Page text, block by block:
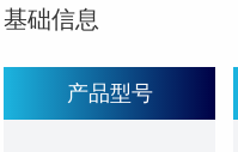
基础信息
产品型号